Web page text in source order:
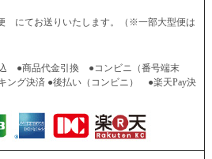
にてお送りいたします。（※一部大型便は
●商品代金引換 ●コンビニ（番号端末
ング決済 ●後払い（コンビニ） ●楽天Pay決